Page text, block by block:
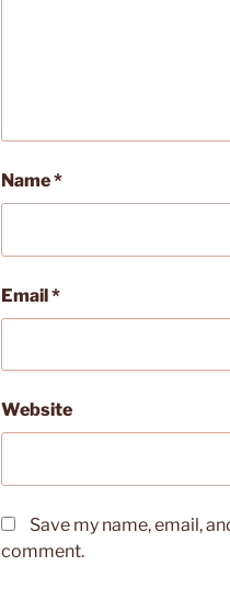
Name*
Email*
Website
Save my name, email,
comment.